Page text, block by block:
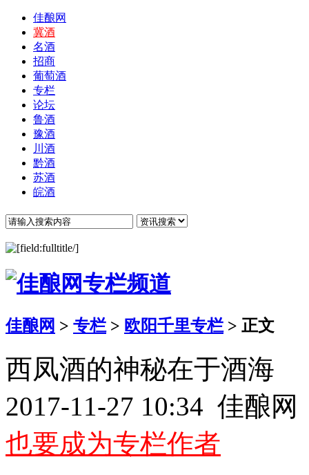
佳酿网
冀酒
名酒
招商
葡萄酒
专栏
论坛
鲁酒
豫酒
川酒
黔酒
苏酒
皖酒
佳酿网 > 专栏 > 欧阳千里专栏 > 正文
西凤酒的神秘在于酒海
2017-11-27 10:34 佳酿
也要成为专栏作者